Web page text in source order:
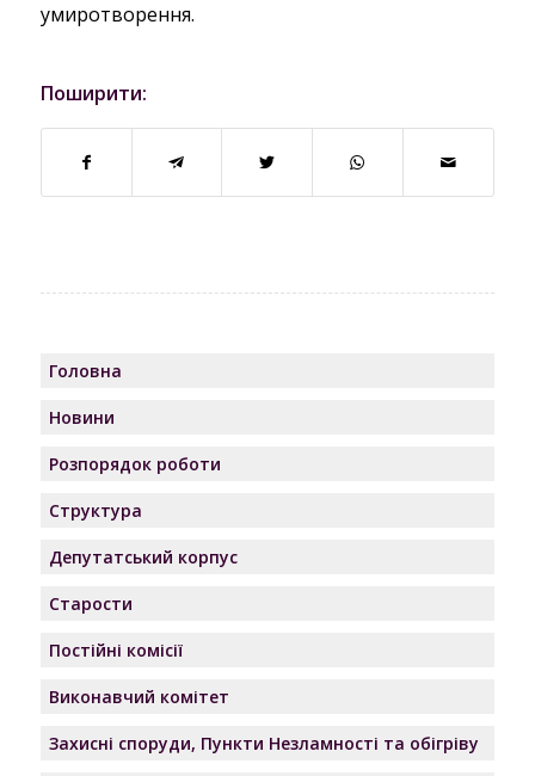
умиротворення.
Поширити:
Головна
Новини
Розпорядок роботи
Структура
Депутатський корпус
Старости
Постійні комісії
Виконавчий комітет
Захисні споруди, Пункти Незламності та обігріву